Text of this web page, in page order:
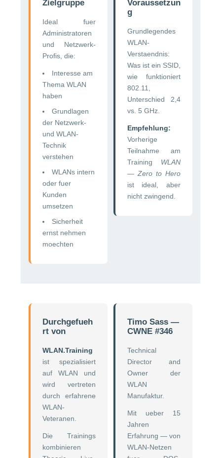
Zielgruppe
Ideal fuer
Administratoren
und Netzwerk-
Profis, die:
Interesse am
Thema WLAN
haben
Grundlagen
der Netzwerk-
und WLAN-
Technik
verstehen
WLANs intern
oder fuer
Kunden
umsetzen
Sicherheit
ernst nehmen
moechten
Voraussetzun
g
Grundlegendes
WLAN-
Verstaendnis:
Was ist ein SSID,
wie funktioniert
802.11,
Unterschied 2,4
vs. 5 GHz.
Empfehlung:
Vorherige
Teilnahme am
Training WLAN
— Zero to Hero
ist ideal, aber
nicht zwingend.
Durchgefueh
rt von
WLAN.Training
ist spezialisiert
auf WLAN und
wird vertreten
durch erfahrene
WLAN-
Veteranen.
Die Trainings
kombinieren
Timo Sass —
CWNE #346
Technical
Director and
Owner der
WLAN
Manufaktur.
Mit ueber 15
Jahren
Erfahrung — von
WLAN-Netzen